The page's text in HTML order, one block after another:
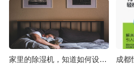
家里的除湿机，知道如何设置湿度吗？